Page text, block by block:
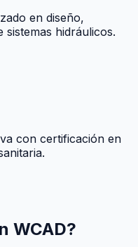
en diseño,
hidráulicos.
con certificación en
WCAD?